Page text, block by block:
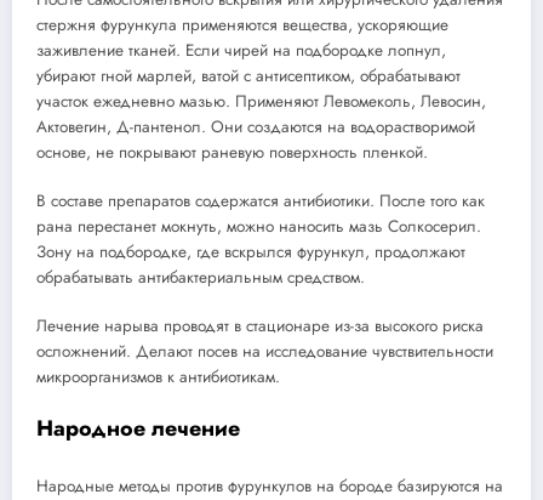
стержня фурункула применяются вещества, ускоряющие
заживление тканей. Если чирей на подбородке лопнул,
убирают гной марлей, ватой с антисептиком, обрабатывают
участок ежедневно мазью. Применяют Левомеколь, Левосин,
Актовегин, Д-пантенол. Они создаются на водорастворимой
основе, не покрывают раневую поверхность пленкой.
В составе препаратов содержатся антибиотики. После того как
рана перестанет мокнуть, можно наносить мазь Солкосерил.
Зону на подбородке, где вскрылся фурункул, продолжают
обрабатывать антибактериальным средством.
Лечение нарыва проводят в стационаре из-за высокого риска
осложнений. Делают посев на исследование чувствительности
микроорганизмов к антибиотикам.
Народное лечение
Народные методы против фурункулов на бороде базируются на